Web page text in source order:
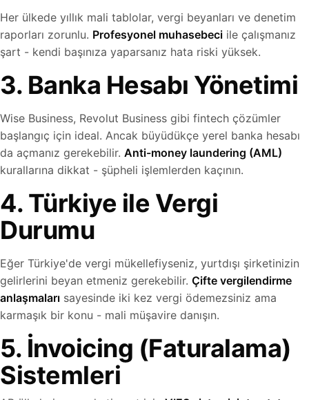
Her ülkede yıllık mali tablolar, vergi beyanları ve denetim
raporları zorunlu. Profesyonel muhasebeci ile çalışmanız
şart - kendi başınıza yaparsanız hata riski yüksek.
3. Banka Hesabı Yönetimi
Wise Business, Revolut Business gibi fintech çözümler
başlangıç için ideal. Ancak büyüdükçe yerel banka hesabı
da açmanız gerekebilir. Anti-money laundering (AML)
kurallarına dikkat - şüpheli işlemlerden kaçının.
4. Türkiye ile Vergi
Durumu
Eğer Türkiye'de vergi mükellefiyseniz, yurtdışı şirketinizin
gelirlerini beyan etmeniz gerekebilir. Çifte vergilendirme
anlaşmaları sayesinde iki kez vergi ödemezsiniz ama
karmaşık bir konu - mali müşavire danışın.
5. İnvoicing (Faturalama)
Sistemleri